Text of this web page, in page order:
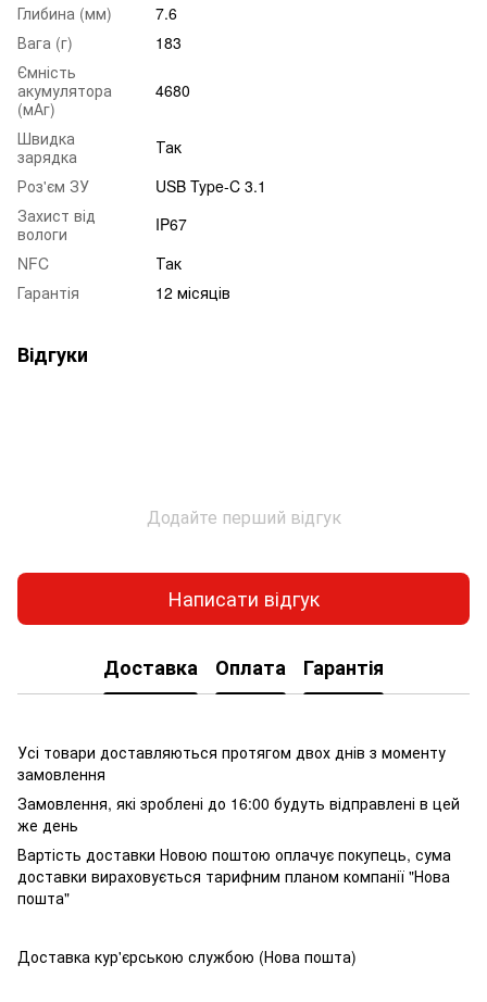
Глибина (мм)
7.6
Вага (г)
183
Ємність
акумулятора
(мАг)
4680
Швидка
зарядка
Так
Роз'єм ЗУ
USB Type-C 3.1
Захист від
вологи
IP67
NFC
Так
Гарантія
12 місяців
Відгуки
Додайте перший відгук
Написати відгук
Доставка Оплата Гарантія
Усі товари доставляються протягом двох днів з моменту
замовлення
Замовлення, які зроблені до 16:00 будуть відправлені в цей
же день
Вартість доставки Новою поштою оплачує покупець, сума
доставки вираховується тарифним планом компанії "Нова
пошта"
Доставка кур'єрською службою (Нова пошта)